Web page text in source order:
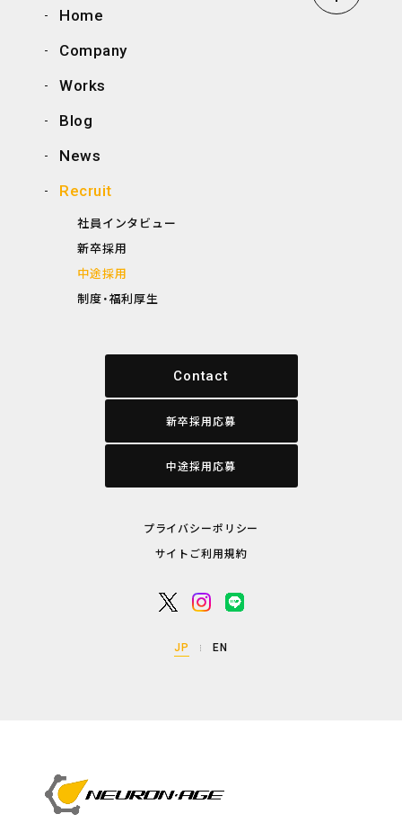
Home
Company
Works
Blog
News
Recruit
社員インタビュー
新卒採用
中途採用
制度・福利厚生
Contact
新卒採用応募
中途採用応募
プライバシーポリシー
サイトご利用規約
JP EN